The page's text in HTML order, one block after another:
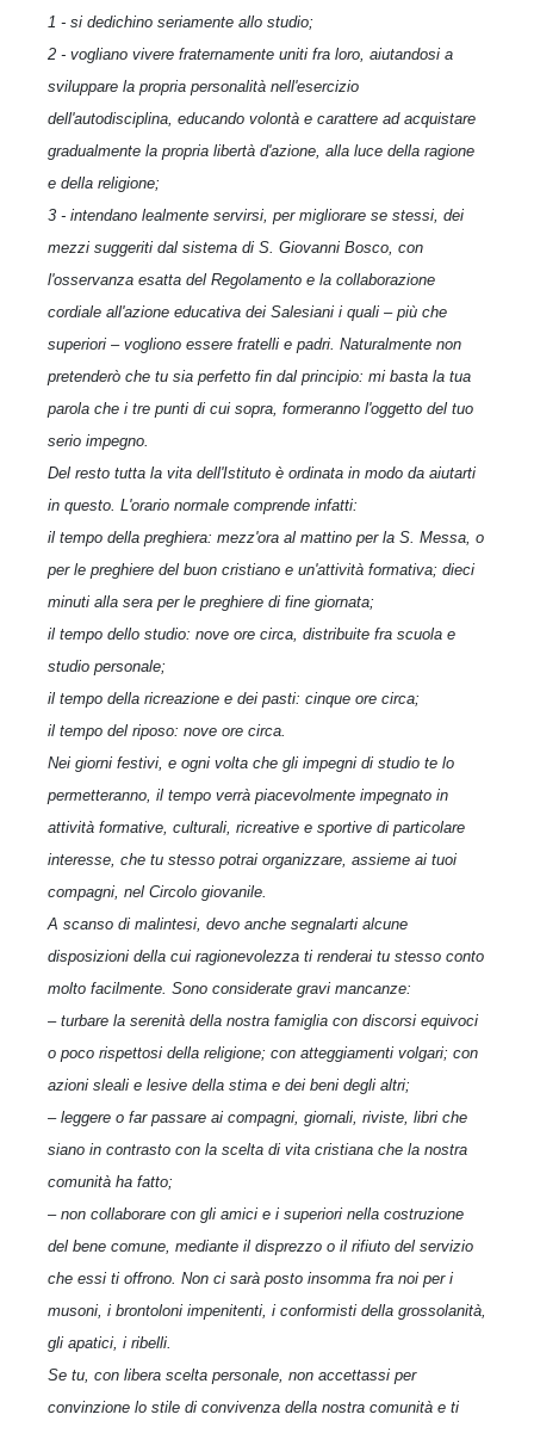
1 - si dedichino seriamente allo studio;
2 - vogliano vivere fraternamente uniti fra loro, aiutandosi a
sviluppare la propria personalità nell'esercizio
dell'autodisciplina, educando volontà e carattere ad acquistare
gradualmente la propria libertà d'azione, alla luce della ragione
e della religione;
3 - intendano lealmente servirsi, per migliorare se stessi, dei
mezzi suggeriti dal sistema di S. Giovanni Bosco, con
l'osservanza esatta del Regolamento e la collaborazione
cordiale all'azione educativa dei Salesiani i quali – più che
superiori – vogliono essere fratelli e padri. Naturalmente non
pretenderò che tu sia perfetto fin dal principio: mi basta la tua
parola che i tre punti di cui sopra, formeranno l'oggetto del tuo
serio impegno.
Del resto tutta la vita dell'Istituto è ordinata in modo da aiutarti
in questo. L'orario normale comprende infatti:
il tempo della preghiera: mezz'ora al mattino per la S. Messa, o
per le preghiere del buon cristiano e un'attività formativa; dieci
minuti alla sera per le preghiere di fine giornata;
il tempo dello studio: nove ore circa, distribuite fra scuola e
studio personale;
il tempo della ricreazione e dei pasti: cinque ore circa;
il tempo del riposo: nove ore circa.
Nei giorni festivi, e ogni volta che gli impegni di studio te lo
permetteranno, il tempo verrà piacevolmente impegnato in
attività formative, culturali, ricreative e sportive di particolare
interesse, che tu stesso potrai organizzare, assieme ai tuoi
compagni, nel Circolo giovanile.
A scanso di malintesi, devo anche segnalarti alcune
disposizioni della cui ragionevolezza ti renderai tu stesso conto
molto facilmente. Sono considerate gravi mancanze:
– turbare la serenità della nostra famiglia con discorsi equivoci
o poco rispettosi della religione; con atteggiamenti volgari; con
azioni sleali e lesive della stima e dei beni degli altri;
– leggere o far passare ai compagni, giornali, riviste, libri che
siano in contrasto con la scelta di vita cristiana che la nostra
comunità ha fatto;
– non collaborare con gli amici e i superiori nella costruzione
del bene comune, mediante il disprezzo o il rifiuto del servizio
che essi ti offrono. Non ci sarà posto insomma fra noi per i
musoni, i brontoloni impenitenti, i conformisti della grossolanità,
gli apatici, i ribelli.
Se tu, con libera scelta personale, non accettassi per
convinzione lo stile di convivenza della nostra comunità e ti